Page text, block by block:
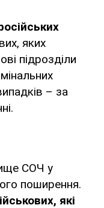
яких
підрозділи
– за
СОЧ у
поширення.
які